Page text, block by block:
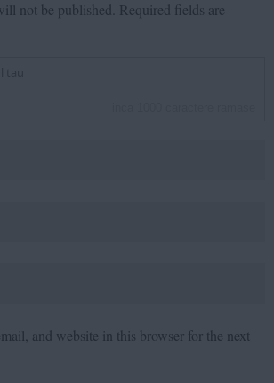
not be published. Required fields are
and website in this browser for the next